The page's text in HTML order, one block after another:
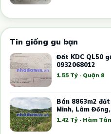
Tin giống gu bạn
Đất KDC QL50
0932068012
1.55 Tỷ · Quận 8
Bán 8863m2
Minh, Lâm
Tân Đức
1.42 Tỷ · Hàm Tân